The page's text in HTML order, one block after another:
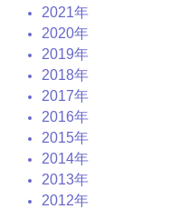
2021年
2020年
2019年
2018年
2017年
2016年
2015年
2014年
2013年
2012年